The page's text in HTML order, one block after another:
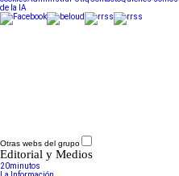
de la IA
Otras webs del grupo
Editorial y Medios
20minutos